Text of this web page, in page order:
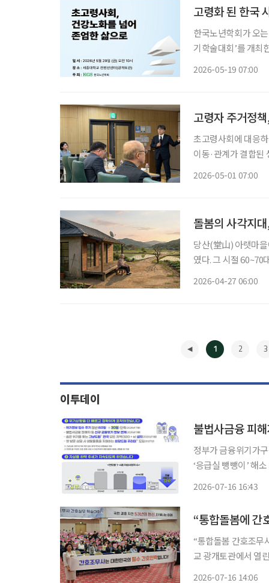
고령화 된 한국
한국노년학회가 오
기학술대회’를 개최
2026-05-19 07:00
고령자 주거정
초고령사회에 대응
이동·관계가 결합된
2026-05-01 07:00
돌봄의 사각지
당산(堂山) 아랫마을
였다. 그 시절 60~70
2026-04-27 06:00
1 2 3
이투데이
불법사금융 피
정부가 금융위기가
‘응급실 뺑뺑이’ 해소 차
2026-07-16 16:43
“통합돌봄에 간
“통합돌봄 간호조무사!”, “간
교 광개토관에서 열
2026-07-16 14:06